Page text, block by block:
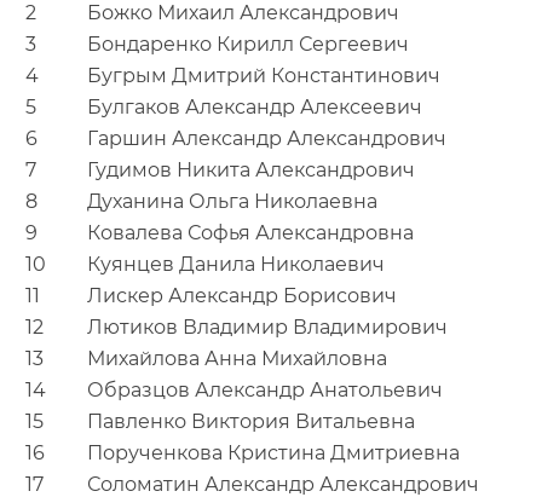
2
Божко Михаил Александрович
3
Бондаренко Кирилл Сергеевич
4
Бугрым Дмитрий Константинович
5
Булгаков Александр Алексеевич
6
Гаршин Александр Александрович
7
Гудимов Никита Александрович
8
Духанина Ольга Николаевна
9
Ковалева Софья Александровна
10
Куянцев Данила Николаевич
11
Лискер Александр Борисович
12
Лютиков Владимир Владимирович
13
Михайлова Анна Михайловна
14
Образцов Александр Анатольевич
15
Павленко Виктория Витальевна
16
Порученкова Кристина Дмитриевна
17
Соломатин Александр Александрович